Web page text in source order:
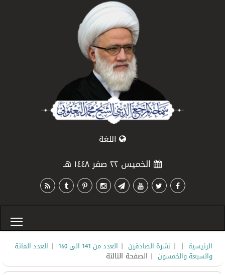
اللغة
الخميس ٢٢ صفر ١٤٤٨ هـ
الرئيسية |
| نشرة الصادقين | العدد من 141 الى 160 | العدد المائة
والسبعة والخمسون | الصفحة الثالثة